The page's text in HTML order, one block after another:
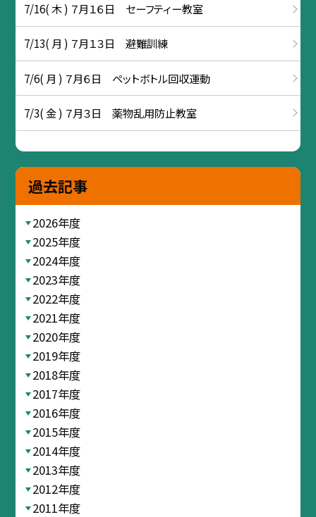
7/16( 木 ) ７月１６日 セーフティー教室
7/13( 月 ) ７月１３日 避難訓練
7/6( 月 ) ７月６日 ペットボトル回収運動
7/3( 金 ) ７月３日 薬物乱用防止教室
過去記事
2026年度
2025年度
2024年度
2023年度
2022年度
2021年度
2020年度
2019年度
2018年度
2017年度
2016年度
2015年度
2014年度
2013年度
2012年度
2011年度